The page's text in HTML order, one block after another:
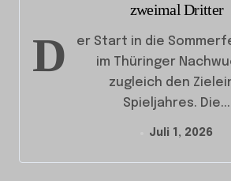
zweimal Dritter
D
er Start in die
im Thüringer
zugleich den
Spieljahres. Die...
Juli 1, 2026